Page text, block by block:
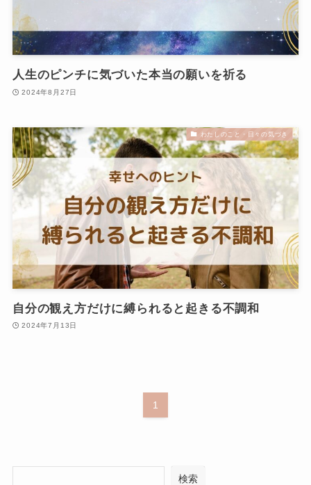
人生のピンチに気づいた本当の願いを祈る
2024年8月27日
わたしのこと・日々の気づき
自分の観え方だけに縛られると起きる不調和
2024年7月13日
1
検索